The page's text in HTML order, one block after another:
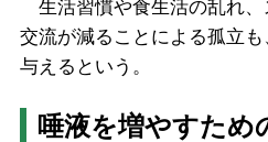
生活習慣や食生活の乱れ、
交流が減ることによる孤立
与えるという。
唾液を増やすため